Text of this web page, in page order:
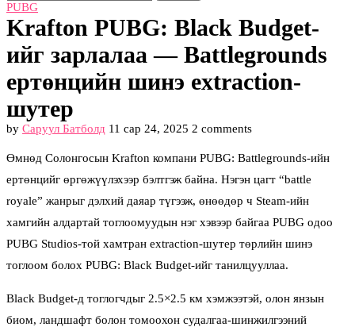
PUBG
Krafton PUBG: Black Budget-
ийг зарлалаа — Battlegrounds
ертөнцийн шинэ extraction-
шутер
by Саруул Батболд 11 сар 24, 2025 2 comments
Өмнөд Солонгосын Krafton компани PUBG: Battlegrounds-ийн
ертөнцийг өргөжүүлэхээр бэлтгэж байна. Нэгэн цагт “battle
royale” жанрыг дэлхий даяар түгээж, өнөөдөр ч Steam-ийн
хамгийн алдартай тоглоомуудын нэг хэвээр байгаа PUBG одоо
PUBG Studios-той хамтран extraction-шутер төрлийн шинэ
тоглоом болох PUBG: Black Budget-ийг танилцууллаа.
Black Budget-д тоглогчдыг 2.5×2.5 км хэмжээтэй, олон янзын
биом, ландшафт болон томоохон судалгаа-шинжилгээний